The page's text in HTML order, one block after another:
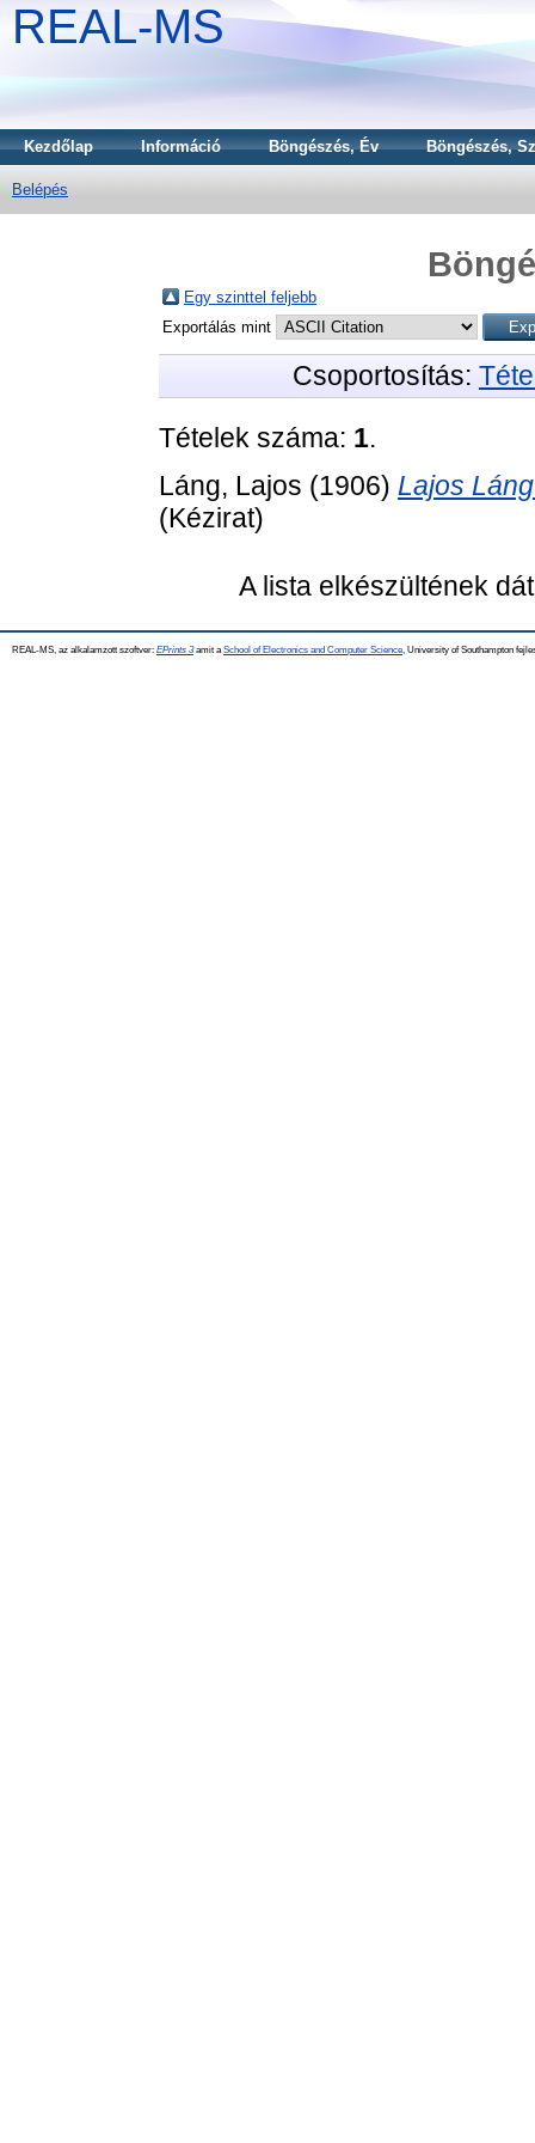
REAL-MS
Kezdőlap Információ Böngészés, Év Böngészés,
Belépés
Egy szinttel feljebb
Exportálás mint
Csoportosítás:
Tételek száma: 1.
Láng, Lajos (1906) Lajos
(Kézirat)
A lista elkészültének
REAL-MS, az alkalamzott szoftver: EPrints 3amit a School of Electronics and Computer Science , University of Southampton